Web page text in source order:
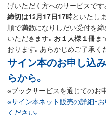
げいただく方へのサービスです
締切は12月17日17時といたし
順で満数になりしだい受付を
いただきます。 お１人様１冊ま
おります。あらかじめご了承く
サイン本のお申し込
らから。
※ブックサービスを通じてのお
※サイン本ネット販売の詳細・
ください。